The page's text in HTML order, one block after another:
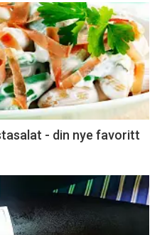
- din nye favoritt